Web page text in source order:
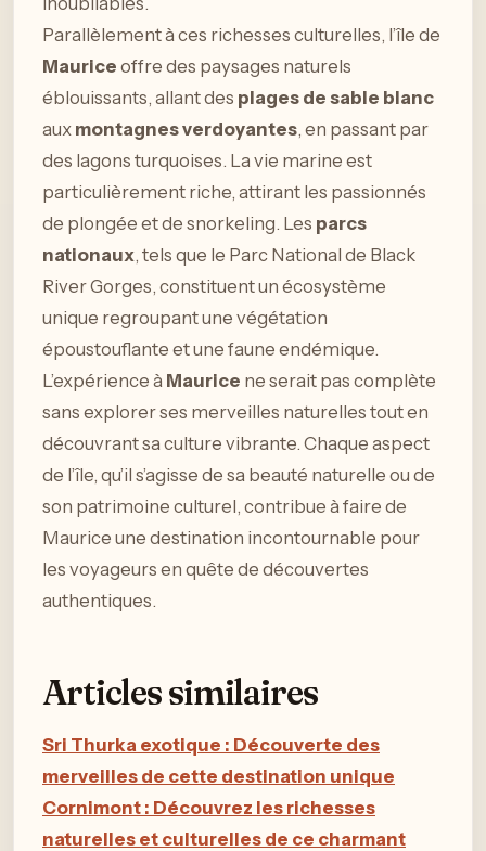
Parallèlement à ces richesses culturelles, l’île de
Maurice offre des paysages naturels
éblouissants, allant des plages de sable blanc
aux montagnes verdoyantes, en passant par
des lagons turquoises. La vie marine est
particulièrement riche, attirant les passionnés
de plongée et de snorkeling. Les parcs
nationaux, tels que le Parc National de Black
River Gorges, constituent un écosystème
unique regroupant une végétation
époustouflante et une faune endémique.
L’expérience à Maurice ne serait pas complète
sans explorer ses merveilles naturelles tout en
découvrant sa culture vibrante. Chaque aspect
de l’île, qu’il s’agisse de sa beauté naturelle ou de
son patrimoine culturel, contribue à faire de
Maurice une destination incontournable pour
les voyageurs en quête de découvertes
authentiques.
Articles similaires
Sri Thurka exotique : Découverte des
merveilles de cette destination unique
Cornimont : Découvrez les richesses
naturelles et culturelles de ce charmant